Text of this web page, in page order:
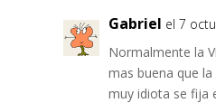
Gabriel el 7
Normalmente la
mas buena que
muy idiota se fija